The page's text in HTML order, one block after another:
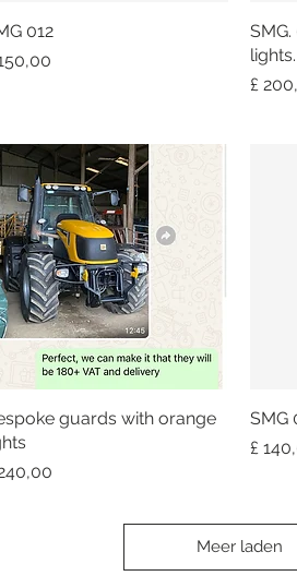
012
lights.
Prijs
£
Snel overzicht
guards with orange
SMG
Prijs
£
Meer laden